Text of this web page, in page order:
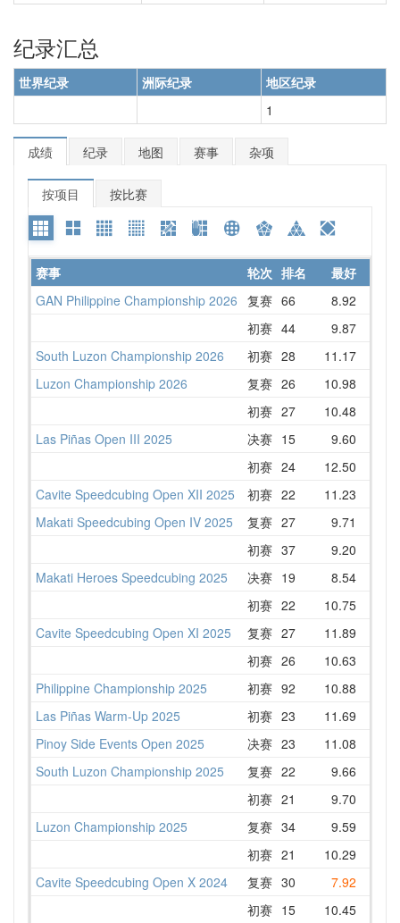
纪录汇总
世界纪录 洲际纪录
地区纪录
1
成绩 纪录 地图 赛事 杂项
按项目 按比赛
赛事 轮次 排名 最好
GAN Philippine Championship 2026 复赛 66 8.92
初赛 44 9.87
South Luzon Championship 2026
初赛 28 11.17
Luzon Championship 2026
复赛 26 10.98
初赛 27 10.48
Las Piñas Open III 2025
决赛 15 9.60
初赛 24 12.50
Cavite Speedcubing Open XII 2025
初赛 22 11.23
Makati Speedcubing Open IV 2025
复赛 27 9.71
初赛 37 9.20
Makati Heroes Speedcubing 2025
决赛 19 8.54
初赛 22 10.75
Cavite Speedcubing Open XI 2025
复赛 27 11.89
初赛 26 10.63
Philippine Championship 2025
初赛 92 10.88
Las Piñas Warm-Up 2025
初赛 23 11.69
Pinoy Side Events Open 2025
决赛 23 11.08
South Luzon Championship 2025
复赛 22 9.66
初赛 21 9.70
Luzon Championship 2025
复赛 34 9.59
初赛 21 10.29
Cavite Speedcubing Open X 2024
复赛 30 7.92
初赛 15 10.45